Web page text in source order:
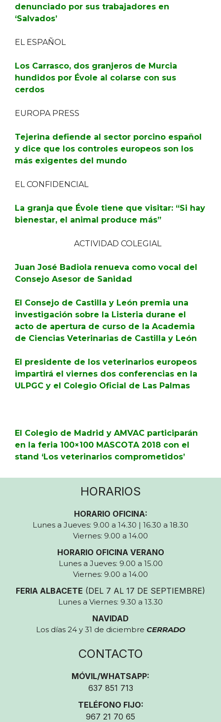
denunciado por sus trabajadores en
‘Salvados’
EL ESPAÑOL
Los Carrasco, dos granjeros de Murcia
hundidos por Évole al colarse con sus
cerdos
EUROPA PRESS
Tejerina defiende al sector porcino español
y dice que los controles europeos son los
más exigentes del mundo
EL CONFIDENCIAL
La granja que Évole tiene que visitar: “Si hay
bienestar, el animal produce más”
ACTIVIDAD COLEGIAL
Juan José Badiola renueva como vocal del
Consejo Asesor de Sanidad
El Consejo de Castilla y León premia una
investigación sobre la Listeria durane el
acto de apertura de curso de la Academia
de Ciencias Veterinarias de Castilla y León
El presidente de los veterinarios europeos
impartirá el viernes dos conferencias en la
ULPGC y el Colegio Oficial de Las Palmas
El Colegio de Madrid y AMVAC participarán
en la feria 100×100 MASCOTA 2018 con el
stand ‘Los veterinarios comprometidos’
HORARIOS
HORARIO OFICINA:
Lunes a Jueves: 9.00 a 14.30 | 16.30 a 18.30
Viernes: 9.00 a 14.00
HORARIO OFICINA VERANO
Lunes a Jueves: 9.00 a 15.00
Viernes: 9.00 a 14.00
FERIA ALBACETE (DEL 7 AL 17 DE SEPTIEMBRE)
Lunes a Viernes: 9.30 a 13.30
NAVIDAD
Los días 24 y 31 de diciembre CERRADO
CONTACTO
MÓVIL/WHATSAPP:
637 851 713
TELÉFONO FIJO:
967 21 70 65